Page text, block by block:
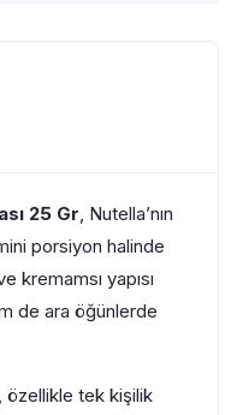
25 Gr, Nutella’nın
porsiyon halinde
kremamsı yapısı
de ara öğünlerde
özellikle tek kişilik